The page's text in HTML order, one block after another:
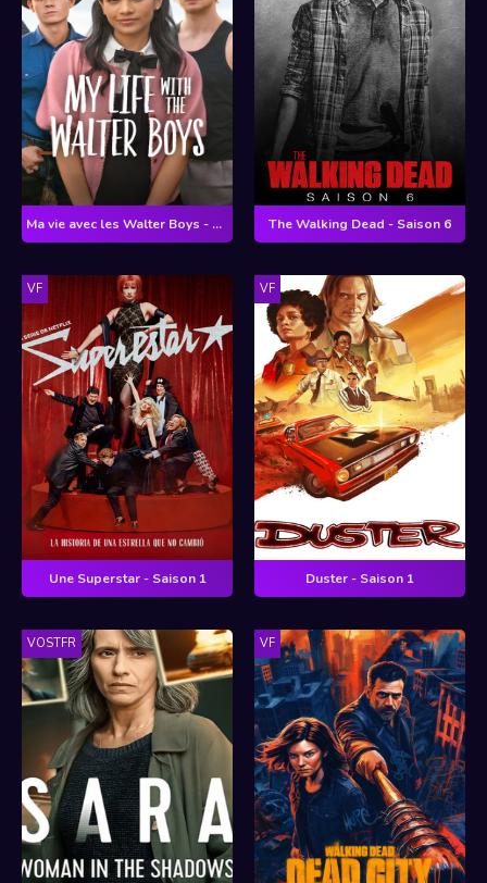
Ma vie avec les Walter Boys - Saison 2 The Walking Dead - Saison 6
VF
Une Superstar - Saison 1
VF
Duster - Saison 1
VOSTFR VF